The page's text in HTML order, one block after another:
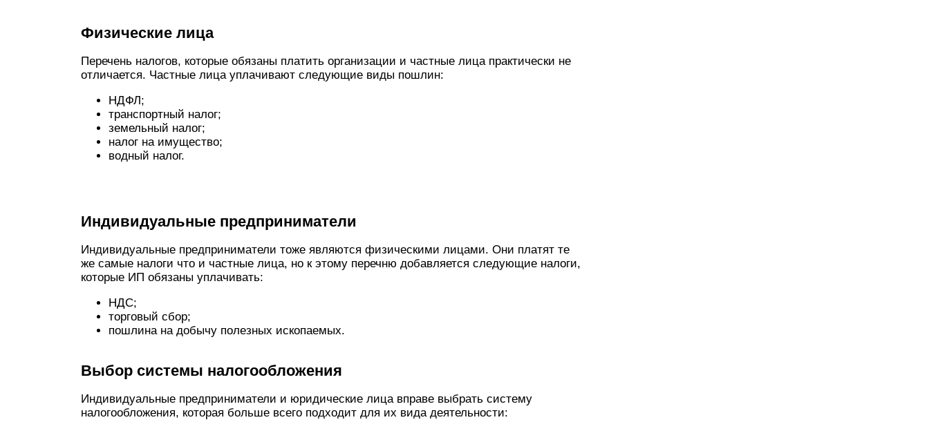
Физические лица
Перечень налогов, которые обязаны платить организации и частные лица практически не
отличается. Частные лица уплачивают следующие виды пошлин:
НДФЛ;
транспортный налог;
земельный налог;
налог на имущество;
водный налог.
Индивидуальные предприниматели
Индивидуальные предприниматели тоже являются физическими лицами. Они платят те
же самые налоги что и частные лица, но к этому перечню добавляется следующие налоги,
которые ИП обязаны уплачивать:
НДС;
торговый сбор;
пошлина на добычу полезных ископаемых.
Выбор системы налогообложения
Индивидуальные предприниматели и юридические лица вправе выбрать систему
налогообложения, которая больше всего подходит для их вида деятельности: